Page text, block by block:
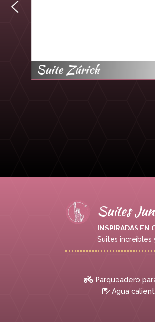
Suite Zúrich
Suites
INSPIRADAS EN
Suites increíbles
Parqueadero
Agua